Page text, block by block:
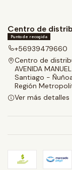
Centro de
Punto de recogida
+56939479660
Centro de
AVENIDA
Santiago -
Región
Ver más detalles